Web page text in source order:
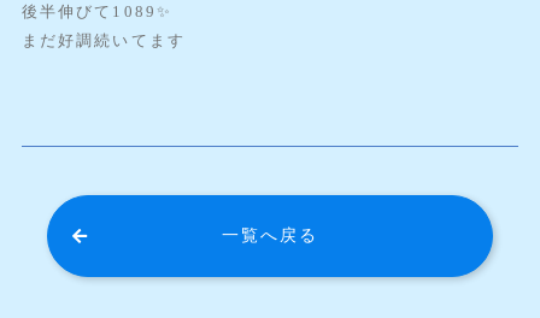
後半伸びて1089✨️
まだ好調続いてます
一覧へ戻る